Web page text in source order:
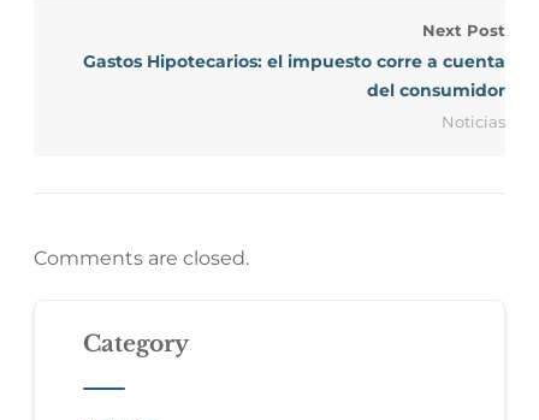
Next Post
Gastos Hipotecarios: el impuesto corre a cuenta
del consumidor
Noticias
Comments are closed.
Category